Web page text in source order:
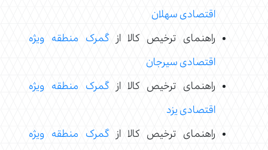
اقتصادی سهلان
راهنمای ترخیص کالا ازگمرک منطقه ویژه
اقتصادی سیرجان
راهنمای ترخیص کالا ازگمرک منطقه ویژه
اقتصادی یزد
راهنمای ترخیص کالا ازگمرک منطقه ویژه